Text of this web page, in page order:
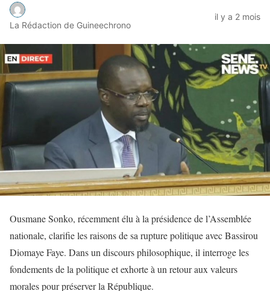
La Rédaction de Guineechrono
il y a 2 mois
Ousmane Sonko, récemment élu à la présidence de l’Assemblée
nationale, clarifie les raisons de sa rupture politique avec Bassirou
Diomaye Faye. Dans un discours philosophique, il interroge les
fondements de la politique et exhorte à un retour aux valeurs
morales pour préserver la République.